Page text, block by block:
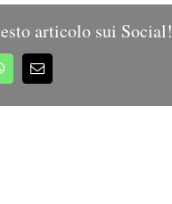
cambiano
la
articolo sui Social!
WhatsAppEmail